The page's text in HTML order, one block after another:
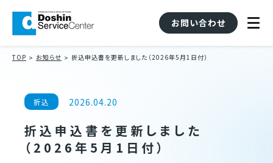
お問い合わせ
TOP お知らせ 折込申込書を更新しました（2026年5月1日付）
折込 2026.04.20
折込申込書を更新しました
（2026年5月1日付）